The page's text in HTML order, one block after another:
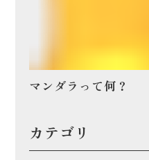
マンダラって何？
カテゴリ